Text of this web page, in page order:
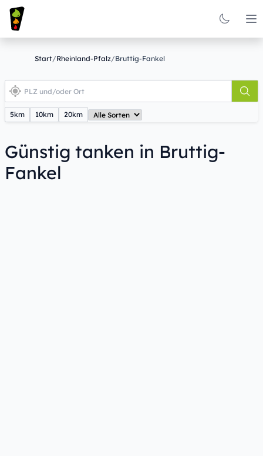
Start/Rheinland-Pfalz/Bruttig-Fankel
5km 10km 20km
Günstig tanken in Bruttig-
Fankel